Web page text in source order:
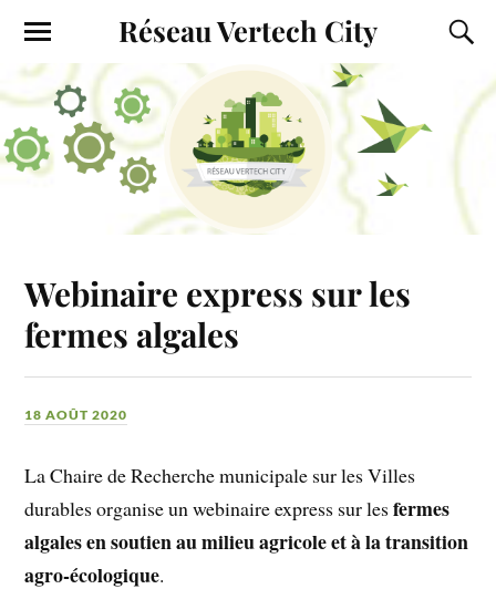
Réseau Vertech City
Webinaire express sur les
fermes algales
18 AOÛT 2020
La Chaire de Recherche municipale sur les Villes
durables organise un webinaire express sur lesfermes
algales en soutien au milieu agricole et à la transition
agro-écologique.